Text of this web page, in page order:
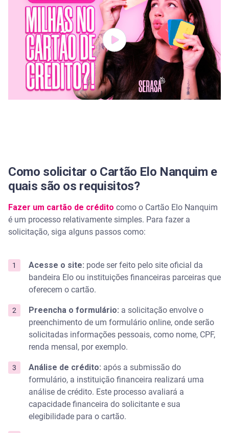
Como solicitar o Cartão Elo Nanquim e
quais são os requisitos?
Fazer um cartão de crédito como o Cartão Elo Nanquim
é um processo relativamente simples. Para fazer a
solicitação, siga alguns passos como:
Acesse o site: pode ser feito pelo site oficial da
bandeira Elo ou instituições financeiras parceiras que
oferecem o cartão.
Preencha o formulário: a solicitação envolve o
preenchimento de um formulário online, onde serão
solicitadas informações pessoais, como nome, CPF,
renda mensal, por exemplo.
Análise de crédito: após a submissão do
formulário, a instituição financeira realizará uma
análise de crédito. Este processo avaliará a
capacidade financeira do solicitante e sua
elegibilidade para o cartão.